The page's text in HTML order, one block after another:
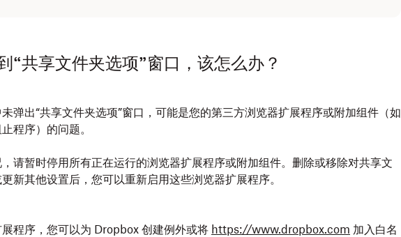
“共享文件夹选项”窗口，该怎么办？
弹出“共享文件夹选项”窗口，可能是您的第三方浏览器扩展程序或附加组件（如
程序）的问题。
请暂时停用所有正在运行的浏览器扩展程序或附加组件。删除或移除对共享文
新其他设置后，您可以重新启用这些浏览器扩展程序。
程序，您可以为 Dropbox 创建例外或将 https://www.dropbox.com 加入白名